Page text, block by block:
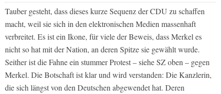
Tauber gesteht, dass dieses kurze Sequenz der CDU zu schaffen
macht, weil sie sich in den elektronischen Medien massenhaft
verbreitet. Es ist ein Ikone, für viele der Beweis, dass Merkel es
nicht so hat mit der Nation, an deren Spitze sie gewählt wurde.
Seither ist die Fahne ein stummer Protest – sieheSZoben – gegen
Merkel. Die Botschaft ist klar und wird verstanden: Die Kanzlerin,
die sich längst von den Deutschen abgewendet hat. Deren